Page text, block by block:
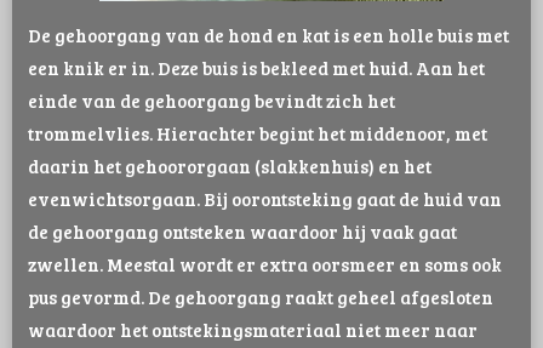
De gehoorgang van de hond en kat is een holle buis met
een knik er in. Deze buis is bekleed met huid. Aan het
einde van de gehoorgang bevindt zich het
trommelvlies. Hierachter begint het middenoor, met
daarin het gehoororgaan (slakkenhuis) en het
evenwichtsorgaan. Bij oorontsteking gaat de huid van
de gehoorgang ontsteken waardoor hij vaak gaat
zwellen. Meestal wordt er extra oorsmeer en soms ook
pus gevormd. De gehoorgang raakt geheel afgesloten
waardoor het ontstekingsmateriaal niet meer naar